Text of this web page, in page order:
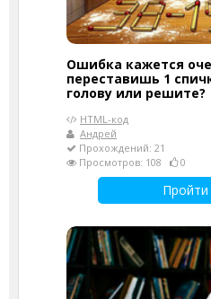
Ошибка кажется
переставишь 1
голову или решите?
HTML-код
Андрей
Прохождений: 21
Просмотров: 108
0
Пройти